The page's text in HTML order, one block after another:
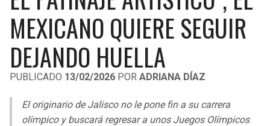
LIGA DE EXPANSIÓN MX
LEAGUES CUP
UEFA EUROPA LEAGUE
UEFA CONFERENCE LEAGUE
MLS
COPA SUDAMERICANA
MEXICANO QUIERE SEGUIR
DEJANDO HUELLA
PUBLICADO 13/02/2026 POR ADRIANA DÍAZ
El originario de Jalisco no le pone fin a su carrera
olímpico y buscará regresar a unos Juegos Olímpicos